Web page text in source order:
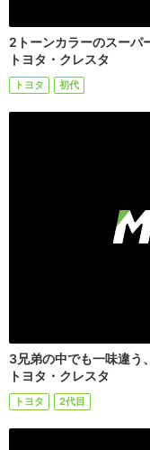
2トーンカラーのスーパ
トヨタ・クレスタ
トヨタ 初代
3兄弟の中でも一味違う
トヨタ・クレスタ
トヨタ 2代目